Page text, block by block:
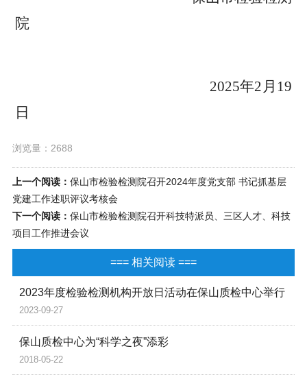
院
2025年2 月 19
日
浏览量：2688
上一个阅读： 保山市检验检测院召开2024年度党支部 书记抓基层
党建工作述职评议考核会
下一个阅读： 保山市检验检测院召开科技特派员、三区人才、科技
项目工作推进会议
=== 相关阅读 ===
2023年度检验检测机构开放日活动在保山质检中心举行
2023-09-27
保山质检中心为“科学之夜”添彩
2018-05-22